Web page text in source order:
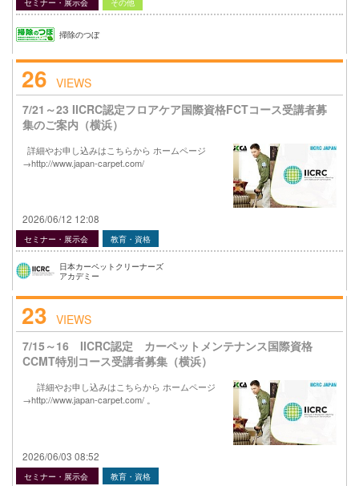
セミナー・展示会 その他
掃除のつぼ
26 VIEWS
7/21～23 IICRC認定フロアケア国際資格FCTコース受講者募
集のご案内（横浜）
詳細やお申し込みはこちらから ホームページ
→http://www.japan-carpet.com/
2026/06/12 12:08
セミナー・展示会 教育・資格
日本カーペットクリーナーズ
アカデミー
23 VIEWS
7/15～16 IICRC認定 カーペットメンテナンス国際資格
CCMT特別コース受講者募集（横浜）
詳細やお申し込みはこちらから ホームページ
→http://www.japan-carpet.com/ 。
2026/06/03 08:52
セミナー・展示会 教育・資格